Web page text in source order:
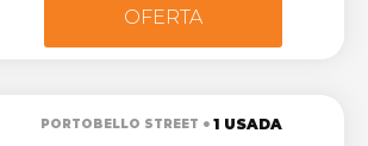
OFERTA
PORTOBELLO STREET
1 USADA